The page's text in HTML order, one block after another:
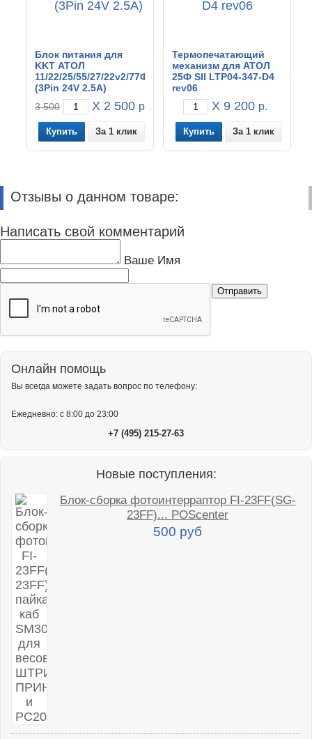
Блок питания для
KKT АТОЛ
11/22/25/55/27/22v2/77Ф
(3Pin 24V 2.5A)
3 500
X 2 500 р.
За 1 клик
Термопечатающий
механизм для АТОЛ
25Ф SII LTP04-347-D4
rev06
X 9 200 р.
За 1 клик
Отзывы о данном товаре:
Написать свой комментарий
Ваше Имя
Онлайн помощь
Вы всегда можете задать вопрос по телефону:
Ежедневно: с 8:00 до 23:00
+7 (495) 215-27-63
Новые поступления:
Блок-сборка фотоинтерраптор FI-23FF(SG-
23FF)... POScenter
500 руб